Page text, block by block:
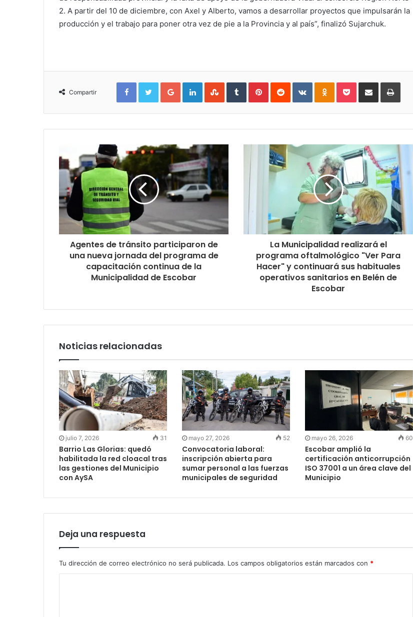
2. A partir del 10 de diciembre, con Axel y Alberto, vamos a desarrollar proyectos que impulsarán la
producción y el trabajo para poner otra vez de pie a la Provincia y al país”, finalizó Sujarchuk.
Compartir
FacebookTwitterGoogle+LinkedInStumbleUpon
TumblrPinterestReddit VKontakteOdnoklassniki
PocketShare
Email
Print
Agentes de tránsito participaron de
una nueva jornada del programa de
capacitación continua de la
Municipalidad de Escobar
La Municipalidad realizará el
programa oftalmológico "Ver Para
Hacer" y continuará sus habituales
operativos sanitarios en Belén de
Escobar
Noticias relacionadas
julio 7, 2026 31
Barrio Las Glorias: quedó
habilitada la red cloacal tras
las gestiones del Municipio
con AySA
mayo 27, 2026 52
Convocatoria laboral:
inscripción abierta para
sumar personal a las fuerzas
municipales de seguridad
mayo 26, 2026 60
Escobar amplió la
certificación anticorrupción
ISO 37001 a un área clave del
Municipio
Deja una respuesta
Tu dirección de correo electrónico no será publicada. Los campos obligatorios están marcados con *